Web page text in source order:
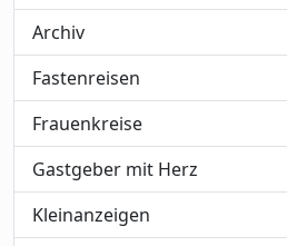
Archiv
Fastenreisen
Frauenkreise
Gastgeber mit Herz
Kleinanzeigen